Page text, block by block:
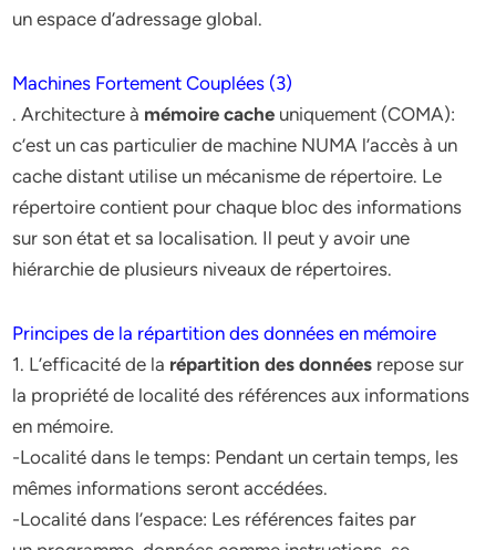
un espace d’adressage global.
Machines Fortement Couplées (3)
. Architecture à mémoire cache uniquement (COMA):
c’est un cas particulier de machine NUMA l’accès à un
cache distant utilise un mécanisme de répertoire. Le
répertoire contient pour chaque bloc des informations
sur son état et sa localisation. Il peut y avoir une
hiérarchie de plusieurs niveaux de répertoires.
Principes de la répartition des données en mémoire
1. L’efficacité de la répartition des données repose sur
la propriété de localité des références aux informations
en mémoire.
-Localité dans le temps: Pendant un certain temps, les
mêmes informations seront accédées.
-Localité dans l’espace: Les références faites par